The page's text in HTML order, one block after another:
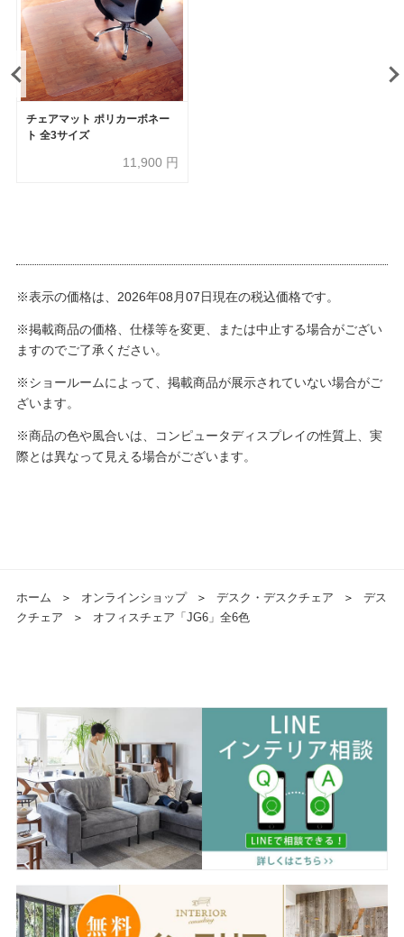
チェアマット ポリカーボネー
ト 全3サイズ
11,900 円
※表示の価格は、2026年08月07日現在の税込価格です。
※掲載商品の価格、仕様等を変更、または中止する場合がござい
ますのでご了承ください。
※ショールームによって、掲載商品が展示されていない場合がご
ざいます。
※商品の色や風合いは、コンピュータディスプレイの性質上、実
際とは異なって見える場合がございます。
ホーム ＞ オンラインショップ ＞ デスク・デスクチェア ＞
デス
クチェア
＞ オフィスチェア「JG6」全6色